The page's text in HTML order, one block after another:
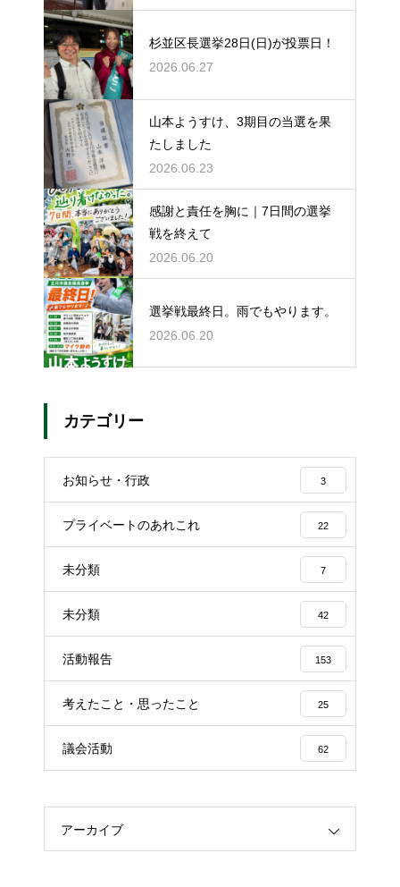
杉並区長選挙28日(日)が投票日！
2026.06.27
山本ようすけ、3期目の当選を果
たしました
2026.06.23
感謝と責任を胸に｜7日間の選挙
戦を終えて
2026.06.20
選挙戦最終日。雨でもやります。
2026.06.20
カテゴリー
お知らせ・行政 3
プライベートのあれこれ 22
未分類 7
未分類 42
活動報告 153
考えたこと・思ったこと 25
議会活動 62
アーカイブ